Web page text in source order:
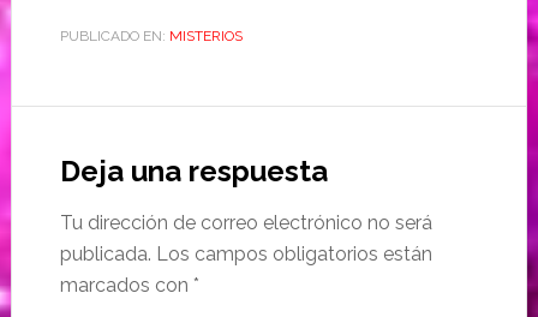
PUBLICADO EN: MISTERIOS
Deja una respuesta
Tu dirección de correo electrónico no será
publicada. Los campos obligatorios están
marcados con *